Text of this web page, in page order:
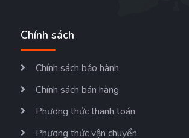
Chính sách
Chính sách bảo hành
Chính sách bán hàng
Phương thức thanh toán
Phương thức vận chuyển